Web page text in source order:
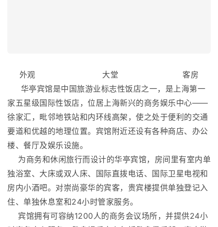
要道和优越的地理位置。宾馆附近还设有各种商店、办公
楼、餐厅及娱乐设施。
为商务和休闲旅行而设计的华亭宾馆，房间里有室内单
独浴室、大床或双人床、国际直拨电话、国际卫星电视和
房内小酒吧。对崇尚豪华的宾客，贵宾楼提供单独登记入
住、单独休息室和24小时管家服务。
宾馆拥有可容纳1200人的商务会议场所，并提供24小
时商务中心服务。健身娱乐中心包括健身俱乐部、室内游
泳池、桑拿、网球场、桌球房和保龄球。宾馆还配有国际
标准的酒吧和餐厅，包括日本料理、上海本帮菜、港式粤
菜、美国风味和其化国际特色的风味。